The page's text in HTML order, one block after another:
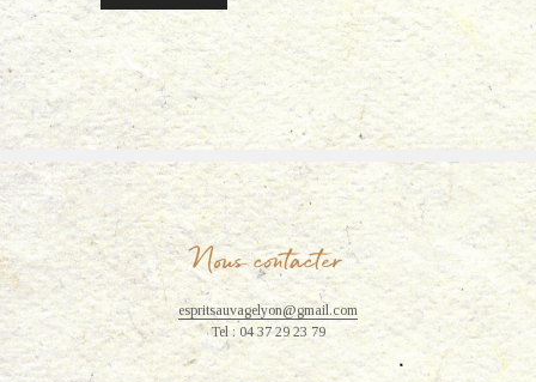
Nous contacter
espritsauvagelyon@gmail.com
Tel : 04 37 29 23 79